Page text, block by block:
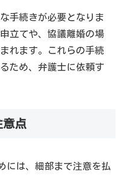
手続きが必要となりま
立てや、協議離婚の場
れます。これらの手続
ため、弁護士に依頼す
意点
には、細部まで注意を払